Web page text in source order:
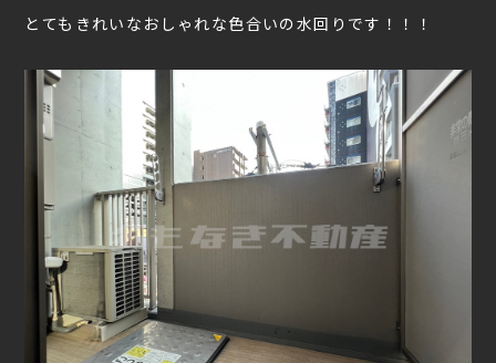
とてもきれいなおしゃれな色合いの水回りです！！！